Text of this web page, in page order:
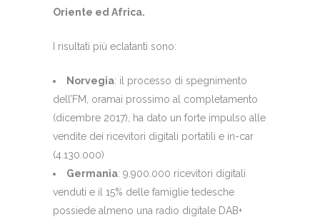
Oriente ed Africa.
I risultati più eclatanti sono:
Norvegia: il processo di spegnimento
dell’FM, oramai prossimo al completamento
(dicembre 2017), ha dato un forte impulso alle
vendite dei ricevitori digitali portatili e in-car
(4.130.000)
Germania: 9.900.000 ricevitori digitali
venduti e il 15% delle famiglie tedesche
possiede almeno una radio digitale DAB+